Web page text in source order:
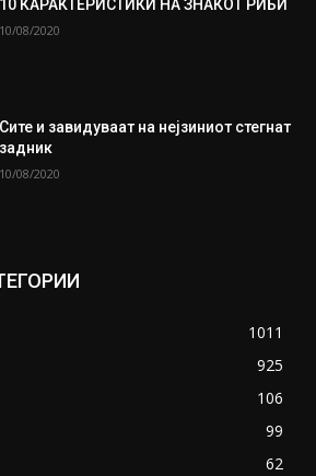
10 КАРАКТЕРИСТИКИ НА ЗНАКОТ РИБИ
10/08/2020
Сите и завидуваат на нејзиниот стегнат
задник
10/08/2020
1011
925
106
99
62